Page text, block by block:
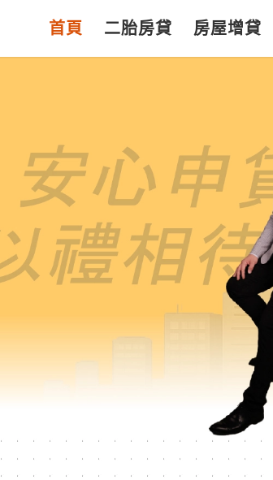
首頁 二胎房貸 房屋增貸